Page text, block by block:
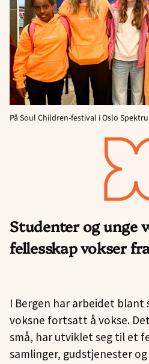
På Soul Children-festival i Oslo
Studenter og unge
fellesskap vokser
I Bergen har arbeidet blant
voksne fortsatt å vokse.
små, har utviklet seg til et
samlinger, gudstjenester